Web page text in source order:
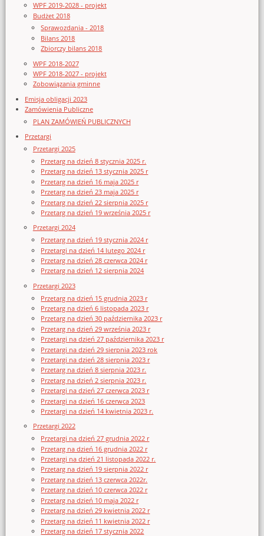
WPF 2019-2028 - projekt
Budżet 2018
Sprawozdania - 2018
Bilans 2018
Zbiorczy bilans 2018
WPF 2018-2027
WPF 2018-2027 - projekt
Zobowiązania gminne
Emisja obligacji 2023
Zamówienia Publiczne
PLAN ZAMÓWIEŃ PUBLICZNYCH
Przetargi
Przetargi 2025
Przetarg na dzień 8 stycznia 2025 r.
Przetarg na dzień 13 stycznia 2025 r
Przetarg na dzień 16 maja 2025 r
Przetarg na dzień 23 maja 2025 r
Przetarg na dzień 22 sierpnia 2025 r
Przetarg na dzień 19 września 2025 r
Przetargi 2024
Przetarg na dzień 19 stycznia 2024 r
Przetargi na dzień 14 lutego 2024 r
Przetarg na dzień 28 czerwca 2024 r
Przetarg na dzień 12 sierpnia 2024
Przetargi 2023
Przetarg na dzień 15 grudnia 2023 r
Przetarg na dzień 6 listopada 2023 r
Przetarg na dzień 30 października 2023 r
Przetarg na dzień 29 września 2023 r
Przetargi na dzień 27 października 2023 r
Przetargi na dzień 29 sierpnia 2023 rok
Przetargi na dzień 28 sierpnia 2023 r
Przetarg na dzień 8 sierpnia 2023 r.
Przetarg na dzień 2 sierpnia 2023 r.
Przetargi na dzień 27 czerwca 2023 r
Przetargi na dzień 16 czerwca 2023
Przetargi na dzień 14 kwietnia 2023 r.
Przetargi 2022
Przetargi na dzień 27 grudnia 2022 r
Przetarg na dzień 16 grudnia 2022 r
Przetargi na dzień 21 listopada 2022 r.
Przetarg na dzień 19 sierpnia 2022 r
Przetarg na dzień 13 czerwca 2022r.
Przetarg na dzień 10 czerwca 2022 r
Przetarg na dzień 10 maja 2022 r
Przetarg na dzień 29 kwietnia 2022 r
Przetarg na dzień 11 kwietnia 2022 r
Przetarg na dzień 17 stycznia 2022